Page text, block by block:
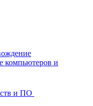
компьютеров и
и ПО